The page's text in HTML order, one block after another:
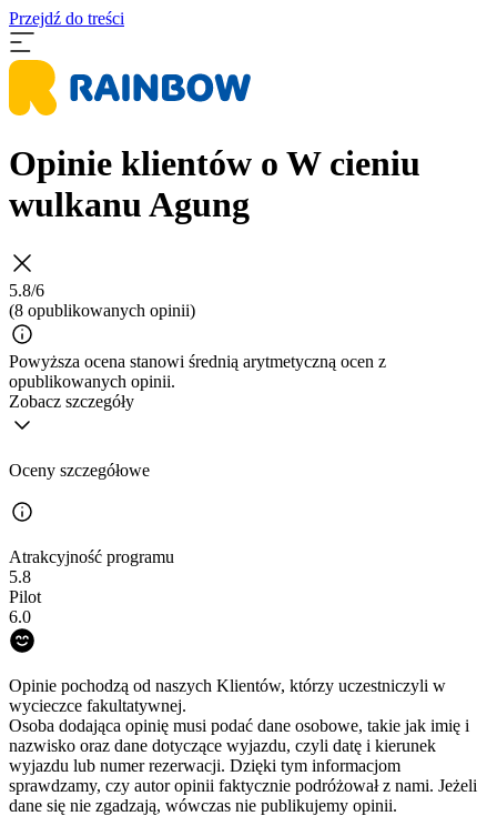
Przejdź do treści
Opinie klientów o W cieniu
wulkanu Agung
5.8/6
(8 opublikowanych opinii)
Powyższa ocena stanowi średnią arytmetyczną ocen z
opublikowanych opinii.
Zobacz szczegóły
Oceny szczegółowe
Atrakcyjność programu
5.8
Pilot
6.0
Opinie pochodzą od naszych Klientów, którzy uczestniczyli w
wycieczce fakultatywnej.
Osoba dodająca opinię musi podać dane osobowe, takie jak imię i
nazwisko oraz dane dotyczące wyjazdu, czyli datę i kierunek
wyjazdu lub numer rezerwacji. Dzięki tym informacjom
sprawdzamy, czy autor opinii faktycznie podróżował z nami. Jeżeli
dane się nie zgadzają, wówczas nie publikujemy opinii.